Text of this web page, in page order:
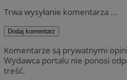
Trwa wysyłanie komentarza ...
Dodaj komentarz
Komentarze są prywatnymi
Wydawca portalu nie ponosi
treść.